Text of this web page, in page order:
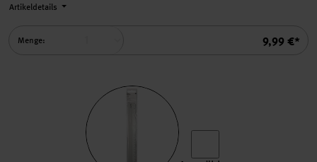
Summe
9,99 €*
Artikeldetails
Menge: